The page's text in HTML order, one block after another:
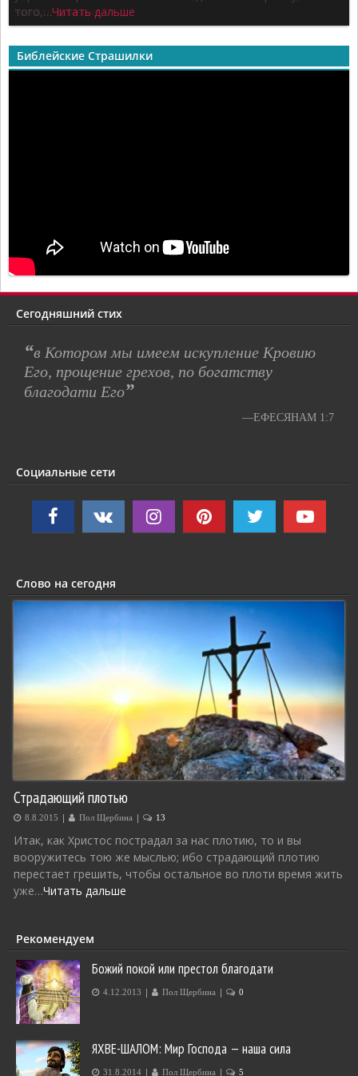
того,…Читать дальше
Читать дальше
Библейские Страшилки
Сегодняшний стих
“в Котором мы имеем искупление Кровию
Его, прощение грехов, по богатству
благодати Его”
—ЕФЕСЯНАМ 1:7
Социальные сети
Слово на сегодня
Страдающий плотью
8.8.2015 | Пол Щербина | 13
Итак, как Христос пострадал за нас плотию, то и вы
вооружитесь тою же мыслью; ибо страдающий плотию
перестает грешить, чтобы остальное во плоти время жить
уже…Читать дальше
Рекомендуем
Божий покой или престол благодати
4.12.2013 | Пол Щербина | 0
ЯХВЕ-ШАЛОМ: Мир Господа — наша сила
31.8.2014 | Пол Щербина | 5